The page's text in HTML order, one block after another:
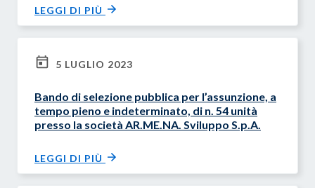
LEGGI DI PIÙ
5 LUGLIO 2023
Bando di selezione pubblica per l’assunzione, a
tempo pieno e indeterminato, di n. 54 unità
presso la società AR.ME.NA. Sviluppo S.p.A.
LEGGI DI PIÙ